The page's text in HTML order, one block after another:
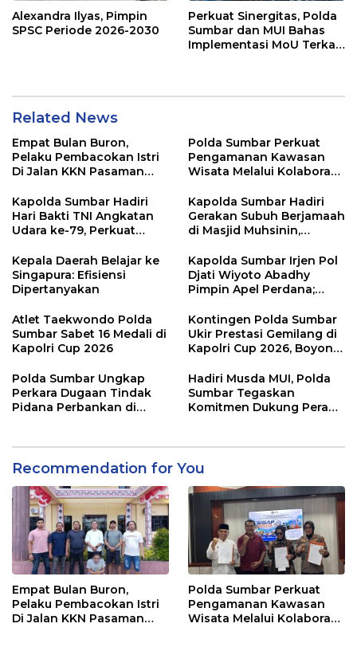
Alexandra Ilyas, Pimpin
SPSC Periode 2026-2030
Perkuat Sinergitas, Polda
Sumbar dan MUI Bahas
Implementasi MoU Terkait
Related News
Empat Bulan Buron,
Pelaku Pembacokan Istri
Di Jalan KKN Pasaman
Personel Sat Reskrim Res
Pasbar Di Provinsi
Sumatera Utara
Polda Sumbar Perkuat
Pengamanan Kawasan
Wisata Melalui Kolaborasi
Kapolda Sumbar Hadiri
Hari Bakti TNI Angkatan
Udara ke-79, Perkuat
Kapolda Sumbar Hadiri
Gerakan Subuh Berjamaah
di Masjid Muhsinin,
“Ngopi Subuh”
Kepala Daerah Belajar ke
Singapura: Efisiensi
Dipertanyakan
Kapolda Sumbar Irjen Pol
Djati Wiyoto Abadhy
Pimpin Apel Perdana;
dengan Humanis
Atlet Taekwondo Polda
Sumbar Sabet 16 Medali di
Kapolri Cup 2026
Kontingen Polda Sumbar
Ukir Prestasi Gemilang di
Kapolri Cup 2026, Boyong
Polda Sumbar Ungkap
Perkara Dugaan Tindak
Pidana Perbankan di
3 Orang Ditetapkan
Tersangka
Hadiri Musda MUI, Polda
Sumbar Tegaskan
Komitmen Dukung Peran
Recommendation for You
Empat Bulan Buron,
Pelaku Pembacokan Istri
Di Jalan KKN Pasaman
Polda Sumbar Perkuat
Pengamanan Kawasan
Wisata Melalui Kolaborasi